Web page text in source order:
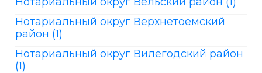
Нотариальный округ Верхнетоемский
район (1)
Нотариальный округ Вилегодский район
(1)